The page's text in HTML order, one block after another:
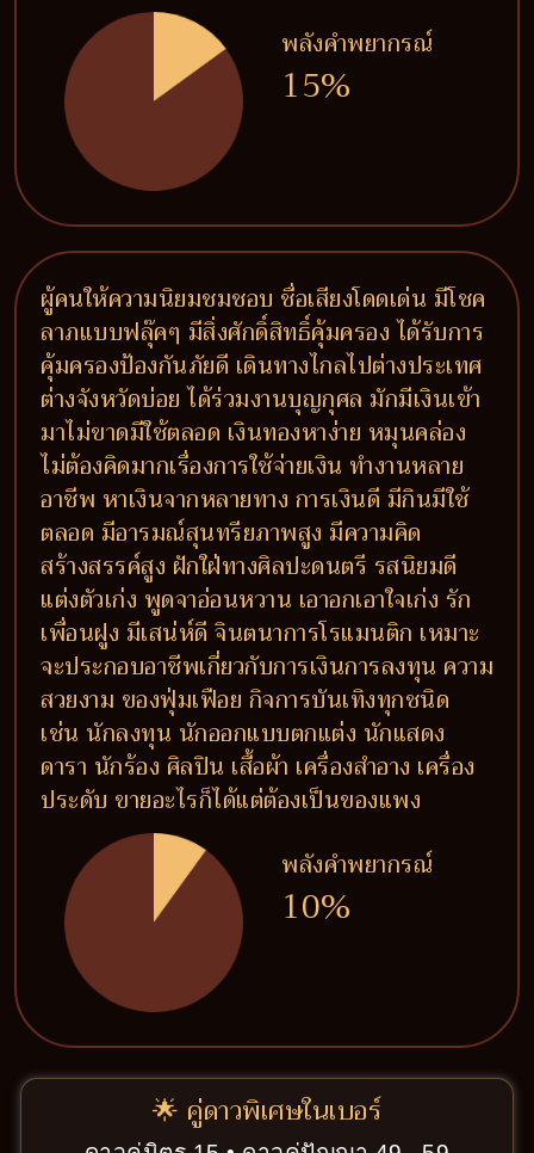
พลังคำพยากรณ์
15%
ผู้คนให้ความนิยมชมชอบ ชื่อเสียงโดดเด่น มีโชค
ลาภแบบฟลุ๊คๆ มีสิ่งศักดิ์สิทธิ์คุ้มครอง ได้รับการ
คุ้มครองป้องกันภัยดี เดินทางไกลไปต่างประเทศ
ต่างจังหวัดบ่อย ได้ร่วมงานบุญกุศล มักมีเงินเข้า
มาไม่ขาดมีใช้ตลอด เงินทองหาง่าย หมุนคล่อง
ไม่ต้องคิดมากเรื่องการใช้จ่ายเงิน ทำงานหลาย
อาชีพ หาเงินจากหลายทาง การเงินดี มีกินมีใช้
ตลอด มีอารมณ์สุนทรียภาพสูง มีความคิด
สร้างสรรค์สูง ฝักใฝ่ทางศิลปะดนตรี รสนิยมดี
แต่งตัวเก่ง พูดจาอ่อนหวาน เอาอกเอาใจเก่ง รัก
เพื่อนฝูง มีเสน่ห์ดี จินตนาการโรแมนติก เหมาะ
จะประกอบอาชีพเกี่ยวกับการเงินการลงทุน ความ
สวยงาม ของฟุ่มเฟือย กิจการบันเทิงทุกชนิด
เช่น นักลงทุน นักออกแบบตกแต่ง นักแสดง
ดารา นักร้อง ศิลปิน เสื้อผ้า เครื่องสำอาง เครื่อง
ประดับ ขายอะไรก็ได้แต่ต้องเป็นของแพง
พลังคำพยากรณ์
10%
🌟 คู่ดาวพิเศษในเบอร์